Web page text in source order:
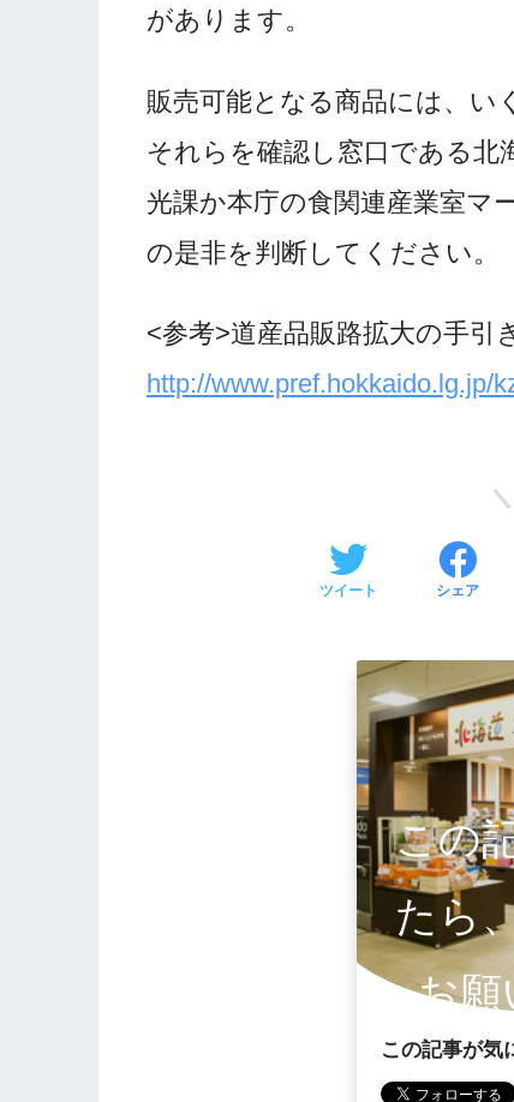
があります。
販売可能となる商品には、い
それらを確認し窓口である北
光課か本庁の食関連産業室マ
の是非を判断してください。
<参考>道産品販路拡大の手引
http://www.pref.hokkaido.lg.jp/
ツイート シェア
この
たら
お願
この記事が気